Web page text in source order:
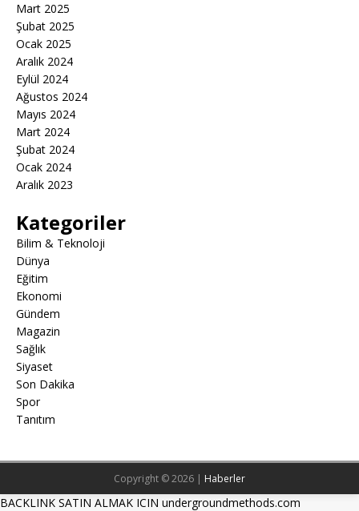
Mart 2025
Şubat 2025
Ocak 2025
Aralık 2024
Eylül 2024
Ağustos 2024
Mayıs 2024
Mart 2024
Şubat 2024
Ocak 2024
Aralık 2023
Kategoriler
Bilim & Teknoloji
Dünya
Eğitim
Ekonomi
Gündem
Magazin
Sağlık
Siyaset
Son Dakika
Spor
Tanıtım
Copyright © 2026 | Haberler
BACKLINK SATIN ALMAK ICIN undergroundmethods.com